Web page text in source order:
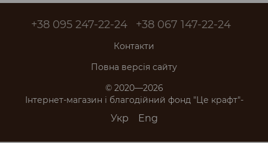
+38 095 247-22-24 +38 067 147-22-24
Контакти
Повна версія сайту
© 2020—2026
Інтернет-магазин і благодійний фонд "Це крафт"-
Укр Eng